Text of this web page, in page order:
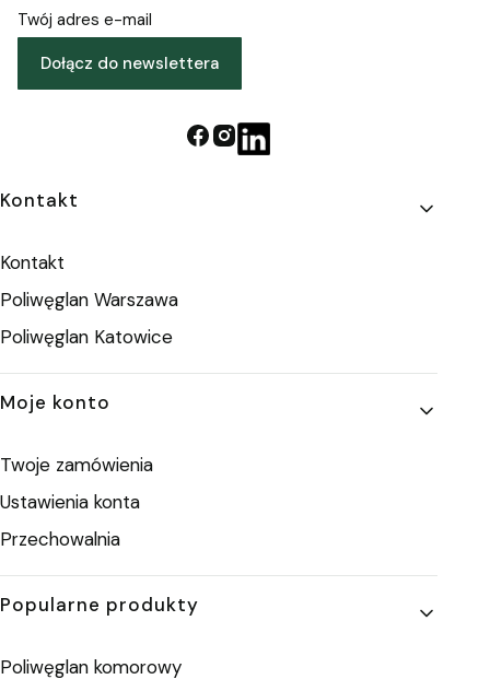
Twój adres e-mail
Dołącz do newslettera
Linki w stopce
Kontakt
Kontakt
Poliwęglan Warszawa
Poliwęglan Katowice
Moje konto
Twoje zamówienia
Ustawienia konta
Przechowalnia
Popularne produkty
Poliwęglan komorowy